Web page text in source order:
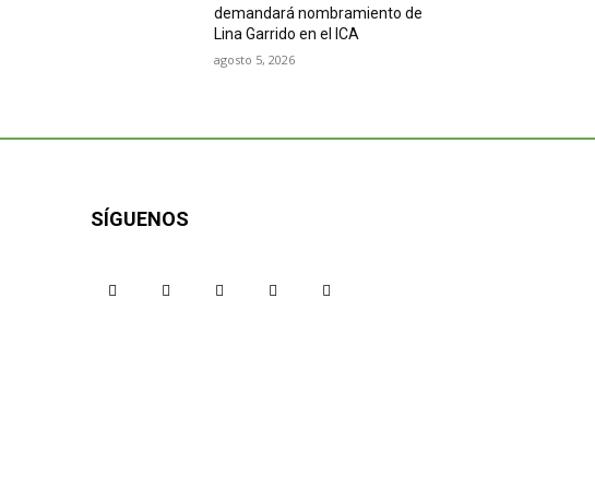
demandará nombramiento de
Lina Garrido en el ICA
agosto 5, 2026
SÍGUENOS